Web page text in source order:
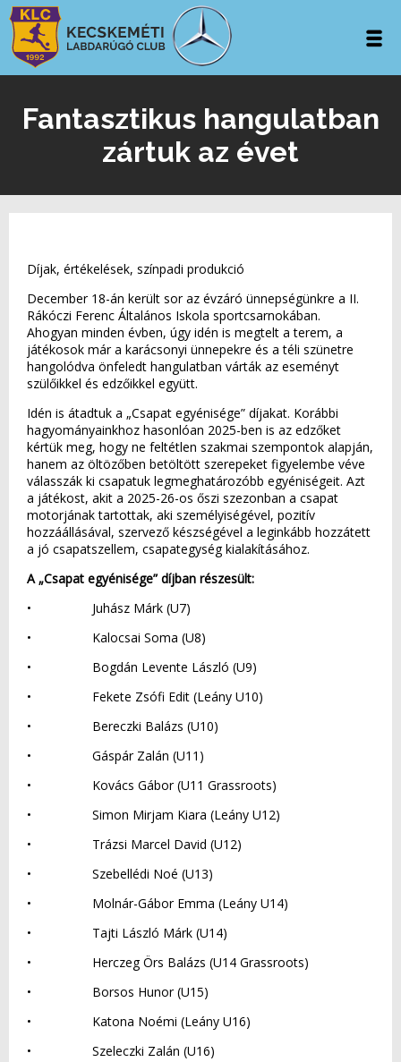
Fantasztikus hangulatban
zártuk az évet
Díjak, értékelések, színpadi produkció
December 18-án került sor az évzáró ünnepségünkre a II.
Rákóczi Ferenc Általános Iskola sportcsarnokában.
Ahogyan minden évben, úgy idén is megtelt a terem, a
játékosok már a karácsonyi ünnepekre és a téli szünetre
hangolódva önfeledt hangulatban várták az eseményt
szülőikkel és edzőikkel együtt.
Idén is átadtuk a „Csapat egyénisége” díjakat. Korábbi
hagyományainkhoz hasonlóan 2025-ben is az edzőket
kértük meg, hogy ne feltétlen szakmai szempontok alapján,
hanem az öltözőben betöltött szerepeket figyelembe véve
válasszák ki csapatuk legmeghatározóbb egyéniségeit. Azt
a játékost, akit a 2025-26-os őszi szezonban a csapat
motorjának tartottak, aki személyiségével, pozitív
hozzáállásával, szervező készségével a leginkább hozzátett
a jó csapatszellem, csapategység kialakításához.
A „Csapat egyénisége” díjban részesült:
• Juhász Márk (U7)
• Kalocsai Soma (U8)
• Bogdán Levente László (U9)
• Fekete Zsófi Edit (Leány U10)
• Bereczki Balázs (U10)
• Gáspár Zalán (U11)
• Kovács Gábor (U11 Grassroots)
• Simon Mirjam Kiara (Leány U12)
• Trázsi Marcel David (U12)
• Szebellédi Noé (U13)
• Molnár-Gábor Emma (Leány U14)
• Tajti László Márk (U14)
• Herczeg Örs Balázs (U14 Grassroots)
• Borsos Hunor (U15)
• Katona Noémi (Leány U16)
• Szeleczki Zalán (U16)